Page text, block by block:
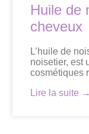
Huile de
cheveux
L’huile de
noisetier, est
cosmétiques
Lire la suite →